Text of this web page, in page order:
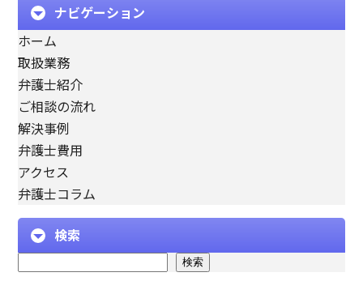
ナビゲーション
ホーム
取扱業務
弁護士紹介
ご相談の流れ
解決事例
弁護士費用
アクセス
弁護士コラム
検索
検索